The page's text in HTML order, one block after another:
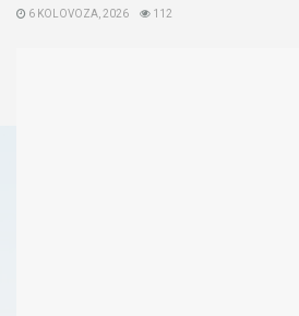
6 KOLOVOZA, 2026 112